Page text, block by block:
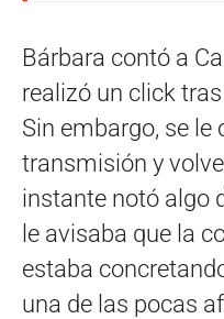
Bárbara contó a
realizó un click
Sin embargo, se le
transmisión y
instante notó algo
le avisaba que la
estaba
una de las pocas